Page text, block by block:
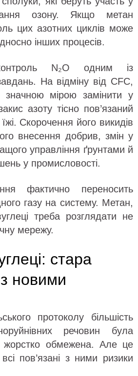
озону. Якщо метан
цих азотних циклів може
інших процесів.
N₂O одним із
На відміну від CFC,
мірою замінити у
азоту тісно пов’язаний
Скорочення його викидів
внесення добрив, змін у
управління ґрунтами й
у промисловості.
фактично переносить
газу на систему. Метан,
треба розглядати не
мережу.
стара
новими
протоколу більшість
речовин була
жорстко обмежена. Але це
пов’язані з ними ризики